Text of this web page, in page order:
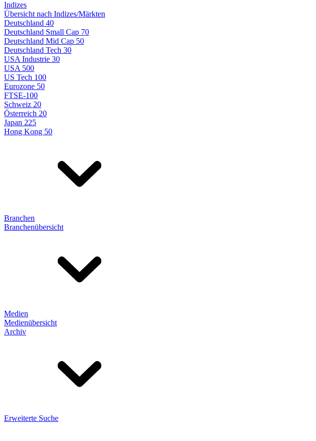
Indizes
Übersicht nach Indizes/Märkten
Deutschland 40
Deutschland Small Cap 70
Deutschland Mid Cap 50
Deutschland Tech 30
USA Industrie 30
USA 500
US Tech 100
Eurozone 50
FTSE-100
Schweiz 20
Österreich 20
Japan 225
Hong Kong 50
Branchen
Branchenübersicht
Medien
Medienübersicht
Archiv
Erweiterte Suche